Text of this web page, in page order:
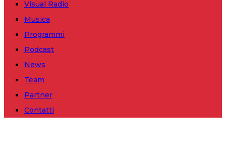
Visual Radio
Musica
Programmi
Podcast
News
Team
Partner
Contatti